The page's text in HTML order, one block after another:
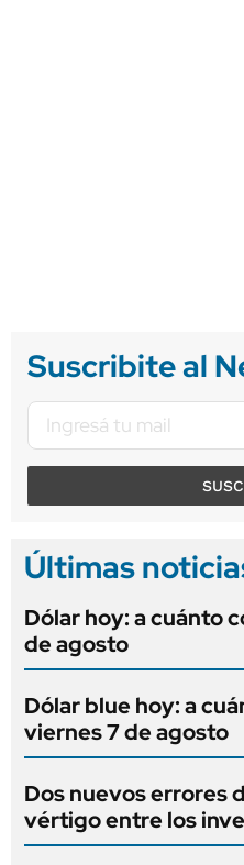
Suscribite al
Últimas
Dólar hoy: a cuánto
de agosto
Dólar blue hoy: a
viernes 7 de agosto
Dos nuevos errores
vértigo entre los